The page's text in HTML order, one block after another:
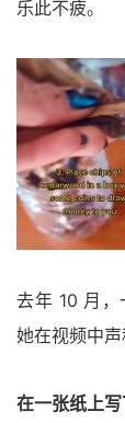
乐此不疲。
去年 10 月，
她在视频中声
在一张纸上